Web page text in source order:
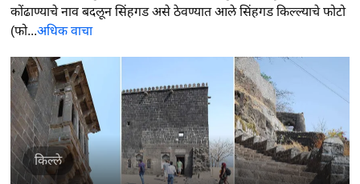
कोंढाण्याचे नाव बदलून सिंहगड असे ठेवण्यात आले सिंहगड किल्ल्याचे फोटो
(फो...अधिक वाचा
किल्ले